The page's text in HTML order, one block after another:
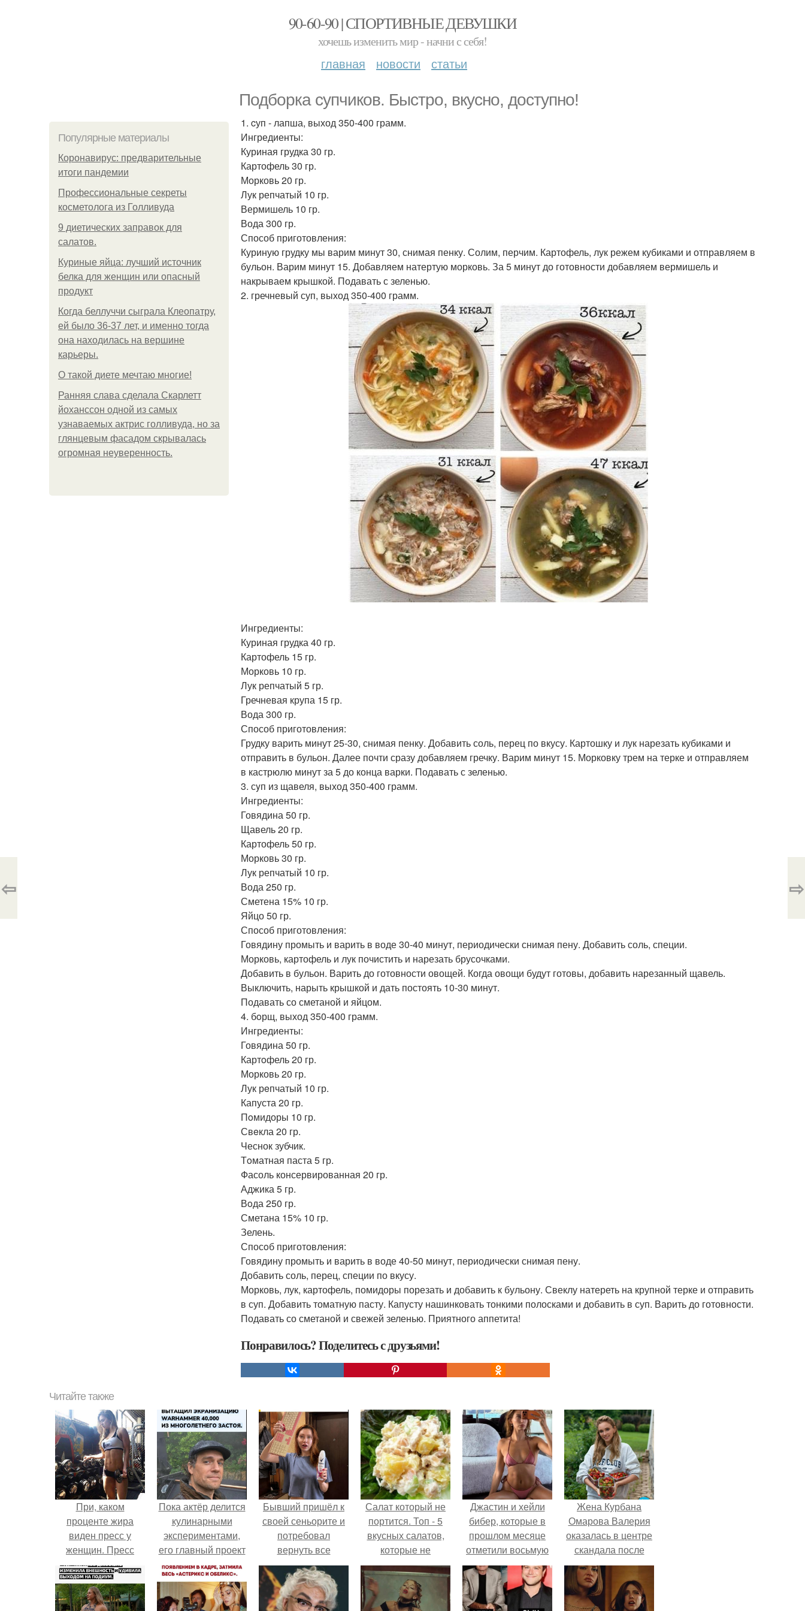
90-60-90 | СПОРТИВНЫЕ ДЕВУШКИ
хочешь изменить мир - начни с себя!
главная новости статьи
Подборка супчиков. Быстро, вкусно, доступно!
Популярные материалы
Коронавирус: предварительные
итоги пандемии
Профессиональные секреты
косметолога из Голливуда
9 диетических заправок для
салатов.
Куриные яйца: лучший источник
белка для женщин или опасный
продукт
Когда беллуччи сыграла Клеопатру,
ей было 36-37 лет, и именно тогда
она находилась на вершине
карьеры.
О такой диете мечтаю многие!
Ранняя слава сделала Скарлетт
йоханссон одной из самых
узнаваемых актрис голливуда, но за
глянцевым фасадом скрывалась
огромная неуверенность.
1. cуп - лапша, выход 350-400 грамм.
Ингредиенты:
Куриная грудка 30 гр.
Картофель 30 гр.
Морковь 20 гр.
Лук репчатый 10 гр.
Вермишель 10 гр.
Вода 300 гр.
Способ приготовления:
Куриную грудку мы варим минут 30, снимая пенку. Солим, перчим. Картофель, лук режем кубиками и отправляем в
бульон. Варим минут 15. Добавляем натертую морковь. За 5 минут до готовности добавляем вермишель и
накрываем крышкой. Подавать с зеленью.
2. гречневый суп, выход 350-400 грамм.
Ингредиенты:
Куриная грудка 40 гр.
Картофель 15 гр.
Морковь 10 гр.
Лук репчатый 5 гр.
Гречневая крупа 15 гр.
Вода 300 гр.
Способ приготовления:
Грудку варить минут 25-30, снимая пенку. Добавить соль, перец по вкусу. Картошку и лук нарезать кубиками и
отправить в бульон. Далее почти сразу добавляем гречку. Варим минут 15. Морковку трем на терке и отправляем
в кастрюлю минут за 5 до конца варки. Подавать с зеленью.
3. сyп из щавеля, выход 350-400 грамм.
Ингредиенты:
Говядина 50 гр.
Щавель 20 гр.
Картофель 50 гр.
Морковь 30 гр.
Лук репчатый 10 гр.
Вода 250 гр.
Сметена 15% 10 гр.
Яйцо 50 гр.
Способ приготовления:
Говядину промыть и варить в воде 30-40 минут, периодически снимая пену. Добавить соль, специи.
Морковь, картофель и лук почистить и нарезать брусочками.
Добавить в бульон. Варить до готовности овощей. Когда овощи будут готовы, добавить нарезанный щавель.
Выключить, нарыть крышкой и дать постоять 10-30 минут.
Подавать со сметаной и яйцом.
4. бoрщ, выход 350-400 грамм.
Ингредиенты:
Говядина 50 гр.
Картoфель 20 гр.
Морковь 20 гр.
Лук рeпчатый 10 гр.
Капуста 20 гр.
Пoмидоры 10 гр.
Свeкла 20 гр.
Чеснок зубчик.
Тoматная паста 5 гр.
Фасоль консервированная 20 гр.
Аджика 5 гр.
Вoда 250 гр.
Сметана 15% 10 гр.
Зелень.
Спосoб приготовления:
Говядину промыть и варить в воде 40-50 минут, периодически снимая пену.
Добавить соль, перец, специи по вкусу.
Морковь, лук, картофель, помидоры порезать и добавить к бульону. Свеклу натереть на крупной терке и отправить
в суп. Добавить томатную пасту. Капусту нашинковать тонкими полосками и добавить в суп. Варить до готовности.
Подавать со сметаной и свежей зеленью. Приятного аппетита!
Понравилось? Поделитесь с друзьями!
⇦ ⇨
Читайте также
При, каком
проценте жира
виден пресс у
женщин. Пресс
кубиками есть у
каждого, но обычно
они скрыты под
слоем жира.
Пока актёр делится
кулинарными
экспериментами,
его главный проект
сделал серьёзный
шаг вперёд.
Бывший пришёл к
своей сеньорите и
потребовал
вернуть все
подарки.
Салат который не
портится. Топ - 5
вкусных салатов,
которые не
испортят твою
фигуру
Джастин и хейли
бибер, которые в
прошлом месяце
отметили восьмую
годовщину
помолвки, показали
новые фото с
совместного
Жена Курбана
Омарова Валерия
оказалась в центре
скандала после
визита блогера
Марины ильиной в
косметологическую